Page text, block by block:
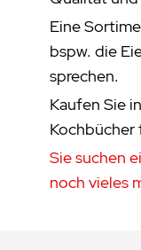
Eine
bspw. die
sprechen.
Kaufen Sie
Kochbücher
Sie suchen
noch vieles